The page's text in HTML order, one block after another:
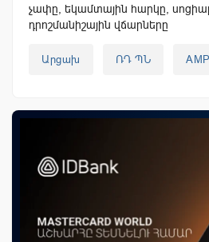
չափը, եկամտային հարկը,
դրոշմանիշային վճարները
Արցախ ՌԴ ՊՆ AMP